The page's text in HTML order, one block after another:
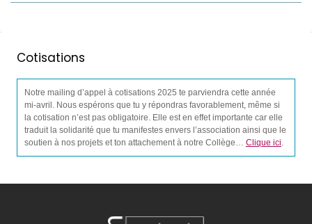
Cotisations
Notre mailing d’appel à cotisations 2025 te parviendra cette année
mi-avril. Nous espérons que tu y répondras favorablement, même si
la cotisation n’est pas obligatoire. Elle est en effet importante car elle
traduit la solidarité que tu manifestes envers l’association ainsi que le
soutien à nos projets et ton attachement à notre Collège… Clique ici.